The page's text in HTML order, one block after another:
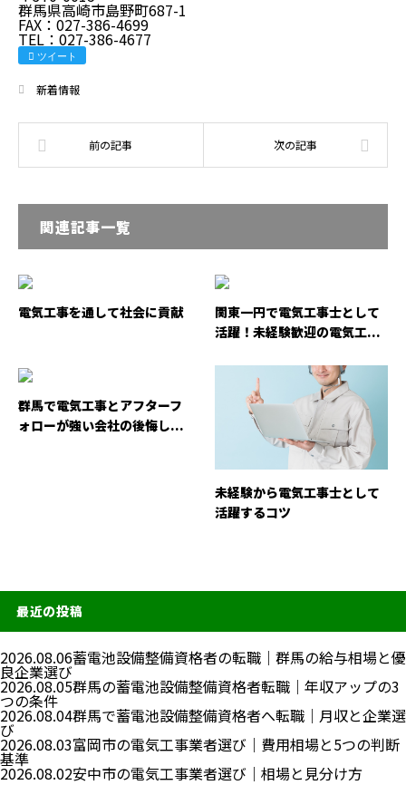
群馬県高崎市島野町687-1
FAX：027-386-4699
TEL：027-386-4677
ツイート
新着情報
関連記事一覧
電気工事を通して社会に貢献
関東一円で電気工事士として
活躍！未経験歓迎の電気工...
群馬で電気工事とアフターフ
ォローが強い会社の後悔し...
未経験から電気工事士として
活躍するコツ
最近の投稿
2026.08.06蓄電池設備整備資格者の転職｜群馬の給与相場と優
良企業選び
2026.08.05群馬の蓄電池設備整備資格者転職｜年収アップの3
つの条件
2026.08.04群馬で蓄電池設備整備資格者へ転職｜月収と企業選
び
2026.08.03富岡市の電気工事業者選び｜費用相場と5つの判断
基準
2026.08.02安中市の電気工事業者選び｜相場と見分け方